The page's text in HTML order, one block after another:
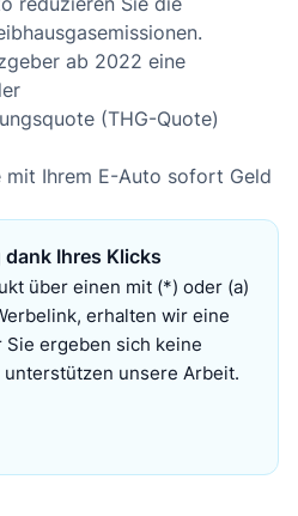
ab 2022 eine
(THG-Quote)
mit Ihrem E-Auto sofort Geld
Ihres Klicks
über einen mit (*) oder (a)
erhalten wir eine
Sie ergeben sich keine
unsere Arbeit.